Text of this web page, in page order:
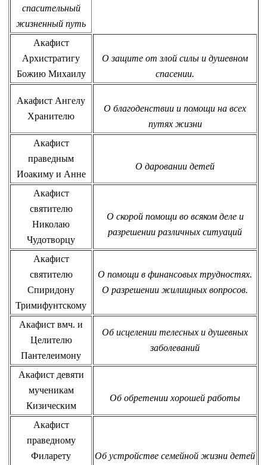
спасительный
жизненный путь
Акафист
Архистратигу
Божию Михаилу
О защите от злой силы и душевном
спасении.
Акафист Ангелу
Хранителю
О благоденствии и помощи на всех
путях жизни
Акафист
праведным
Иоакиму и Анне
О даровании детей
Акафист
святителю
Николаю
Чудотворцу
О скорой помощи во всяком деле и
разрешении различных ситуаций
Акафист
святителю
Спиридону
Тримифунтскому
О помощи в финансовых трудностях.
О разрешении жилищных вопросов.
Акафист вмч. и
Целителю
Пантелеимону
Об исцелении телесных и душевных
заболеваний
Акафист девяти
мученикам
Кизическим
Об обретении хорошей работы
Акафист
праведному
Филарету
Об устройстве семейной жизни детей